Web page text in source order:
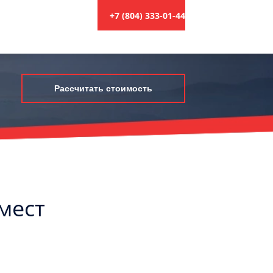
+7 (804) 333-01-44
Рассчитать стоимость